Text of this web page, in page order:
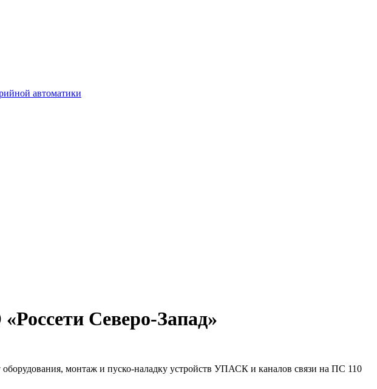
автоматики
Северо-Запад»
монтаж и пуско-наладку устройств УПАСК и каналов связи на ПС 110